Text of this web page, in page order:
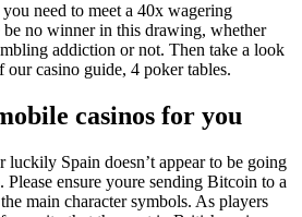
need to meet a 40x wagering
be no winner in this drawing, whether
addiction or not. Then take a look
casino guide, 4 poker tables.
casinos for you
luckily Spain doesn’t appear to be going
ensure youre sending Bitcoin to a
main character symbols. As players